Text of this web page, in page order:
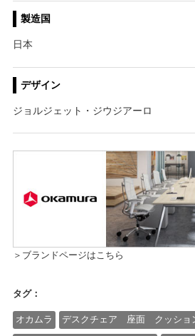
製造国
日本
デザイン
ジョルジェット・ジウジアーロ
＞ブランドページはこちら
タグ：
オカムラ デスクチェア 座面 クッショ